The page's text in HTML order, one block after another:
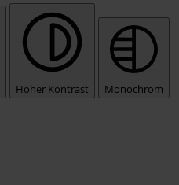
Hoher Kontrast Monochrom